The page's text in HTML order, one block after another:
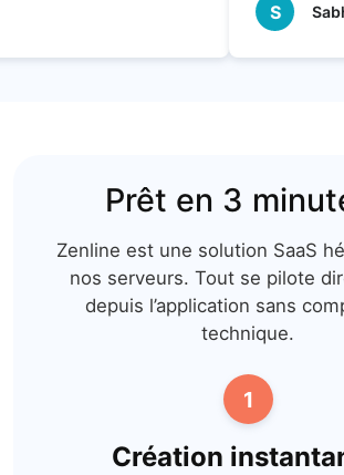
Sabhar
Prêt en 3
Zenline est une solution SaaS
nos serveurs. Tout se pilote
depuis l’application sans
technique.
1
Création